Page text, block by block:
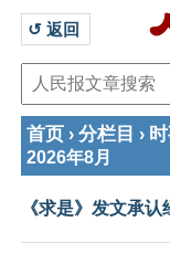
↺ 返回
首页 › 分栏目 ›
2026年8月
《求是》发文承